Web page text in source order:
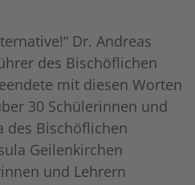
Dr. Andreas
des Bischöflichen
mit diesen Worten
30 Schülerinnen und
des Bischöflichen
Geilenkirchen
und Lehrern